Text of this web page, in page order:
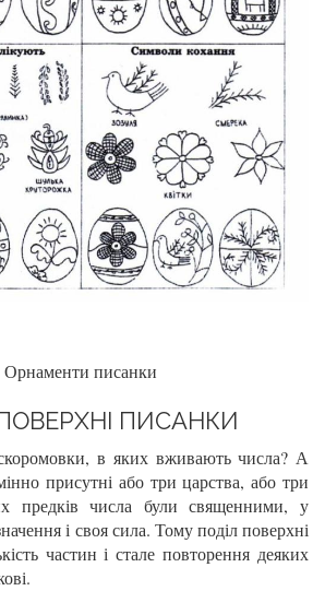
Орнаменти писанки
ПИСАНКИ
скоромовки, в яких вживають числа? А
присутні або три царства, або три
предків числа були священними, у
і своя сила. Тому поділ поверхні
частин і стале повторення деяких